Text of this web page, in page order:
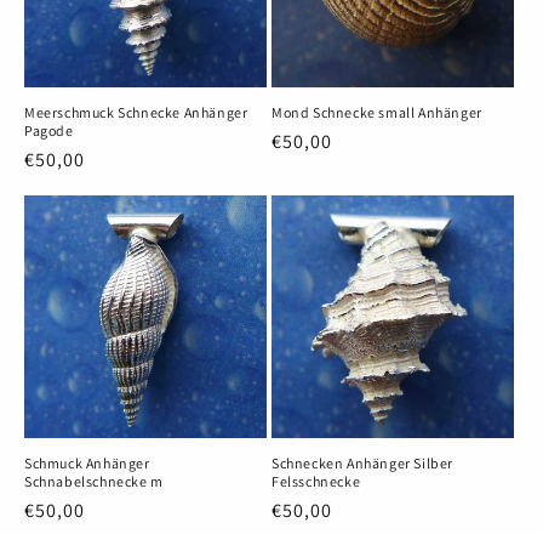
Meerschmuck Schnecke Anhänger
Pagode
Normaler
€50,00
Mond Schnecke small Anhänger
Normaler
€50,00
Schmuck Anhänger
Schnabelschnecke m
Normaler
€50,00
Schnecken Anhänger Silber
Felsschnecke
Normaler
€50,00